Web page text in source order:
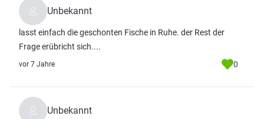
Unbekannt
lasst einfach die geschonten Fische in Ruhe. der Rest der
Frage erübricht sich....
vor 7 Jahre 0
Unbekannt